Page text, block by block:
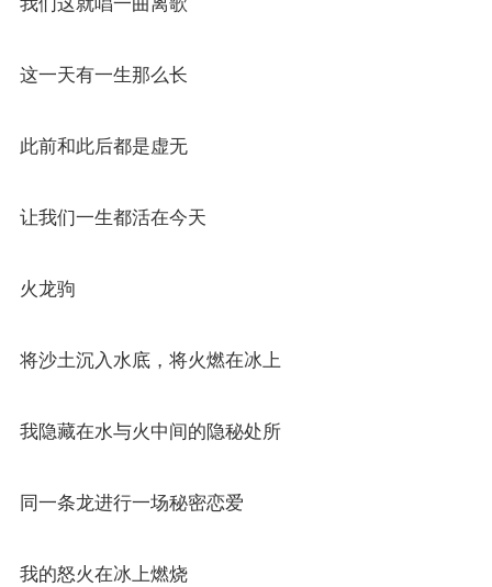
这一天有一生那么长
此前和此后都是虚无
让我们一生都活在今天
火龙驹
将沙土沉入水底，将火燃在冰上
我隐藏在水与火中间的隐秘处所
同一条龙进行一场秘密恋爱
我的怒火在冰上燃烧